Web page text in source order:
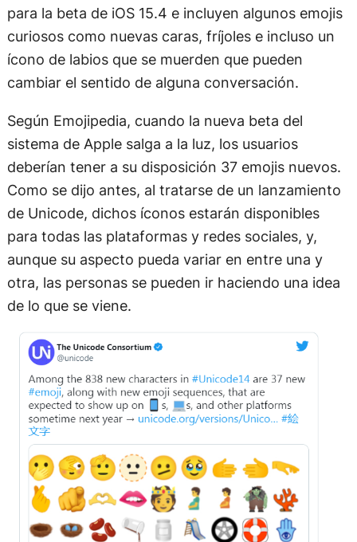
para la beta de iOS 15.4 e incluyen algunos emojis
curiosos como nuevas caras, fríjoles e incluso un
ícono de labios que se muerden que pueden
cambiar el sentido de alguna conversación.
Según Emojipedia, cuando la nueva beta del
sistema de Apple salga a la luz, los usuarios
deberían tener a su disposición 37 emojis nuevos.
Como se dijo antes, al tratarse de un lanzamiento
de Unicode, dichos íconos estarán disponibles
para todas las plataformas y redes sociales, y,
aunque su aspecto pueda variar en entre una y
otra, las personas se pueden ir haciendo una idea
de lo que se viene.